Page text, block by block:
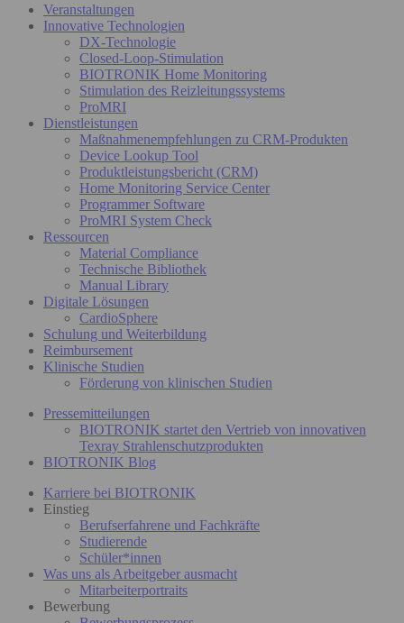
Veranstaltungen
Innovative Technologien
DX-Technologie
Closed-Loop-Stimulation
BIOTRONIK Home Monitoring
Stimulation des Reizleitungssystems
ProMRI
Dienstleistungen
Maßnahmenempfehlungen zu CRM-Produkten
Device Lookup Tool
Produktleistungsbericht (CRM)
Home Monitoring Service Center
Programmer Software
ProMRI System Check
Ressourcen
Material Compliance
Technische Bibliothek
Manual Library
Digitale Lösungen
CardioSphere
Schulung und Weiterbildung
Reimbursement
Klinische Studien
Förderung von klinischen Studien
Pressemitteilungen
BIOTRONIK startet den Vertrieb von innovativen
Texray Strahlenschutzprodukten
BIOTRONIK Blog
Karriere bei BIOTRONIK
Einstieg
Berufserfahrene und Fachkräfte
Studierende
Schüler*innen
Was uns als Arbeitgeber ausmacht
Mitarbeiterportraits
Bewerbung